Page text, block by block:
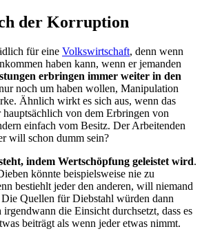
der Korruption
für eine Volkswirtschaft, denn wenn
haben kann, wenn er jemanden
erbringen immer weiter in den
noch um haben wollen, Manipulation
Ähnlich wirkt es sich aus, wenn das
von dem Erbringen von
einfach vom Besitz. Der Arbeitenden
will schon dumm sein?
indem Wertschöpfung geleistet wird.
könnte beispielsweise nie zu
bestiehlt jeder den anderen, will niemand
Quellen für Diebstahl würden dann
irgendwann die Einsicht durchsetzt, dass es
beiträgt als wenn jeder etwas nimmt.